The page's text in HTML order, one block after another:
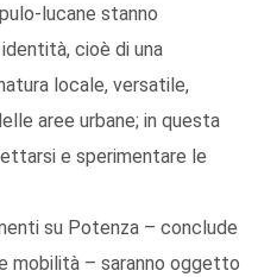
lucane stanno
cioè di una
locale, versatile,
aree urbane; in questa
e sperimentare le
su Potenza – conclude
mobilità – saranno oggetto